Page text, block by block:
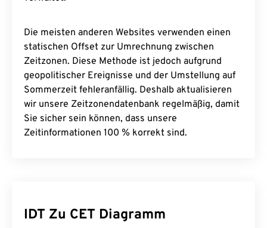
Die meisten anderen Websites verwenden einen
statischen Offset zur Umrechnung zwischen
Zeitzonen. Diese Methode ist jedoch aufgrund
geopolitischer Ereignisse und der Umstellung auf
Sommerzeit fehleranfällig. Deshalb aktualisieren
wir unsere Zeitzonendatenbank regelmäßig, damit
Sie sicher sein können, dass unsere
Zeitinformationen 100 % korrekt sind.
IDT Zu CET Diagramm